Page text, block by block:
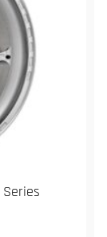
Series